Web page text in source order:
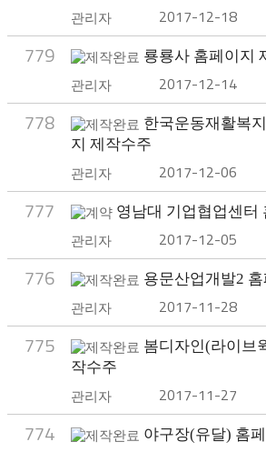
관리자 2017-12-18
779 룡룡사 홈페이지
관리자 2017-12-14
778
한국운동재활복
지 제작수주
관리자 2017-12-06
777 영남대 기업협업센터
관리자 2017-12-05
776 용문산업개발2
관리자 2017-11-28
775
봄디자인(라이브
작수주
관리자 2017-11-27
774 야구장(유달) 홈